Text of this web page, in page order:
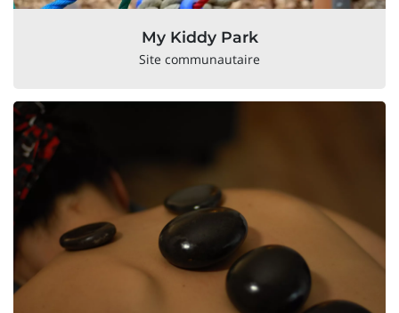
My Kiddy Park
Site communautaire